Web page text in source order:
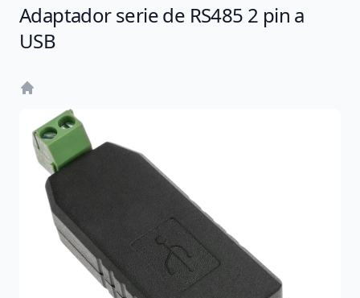
Adaptador serie de RS485 2 pin a
USB